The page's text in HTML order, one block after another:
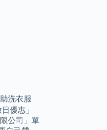
洗衣服
優惠」
公司」單